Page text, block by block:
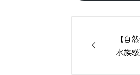

【自
水族感